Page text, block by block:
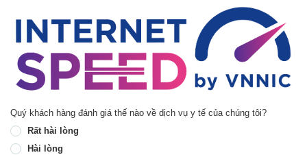
Quý khách hàng đánh giá thế nào về dịch vụ y tế của chúng tôi?
Rất hài lòng
Hài lòng